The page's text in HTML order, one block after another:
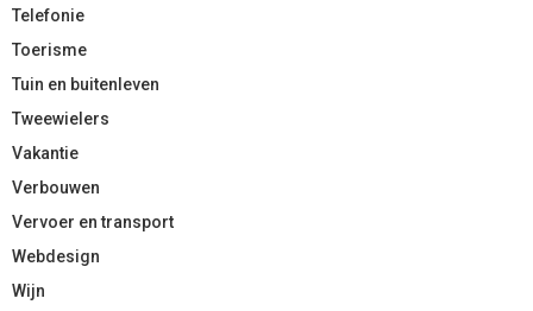
Telefonie
Toerisme
Tuin en buitenleven
Tweewielers
Vakantie
Verbouwen
Vervoer en transport
Webdesign
Wijn